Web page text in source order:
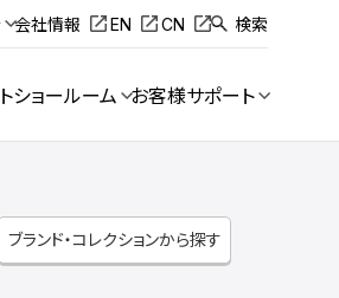
会社情報 EN CN 検索
ショールーム お客様サポート
ブランド・コレクションから探す